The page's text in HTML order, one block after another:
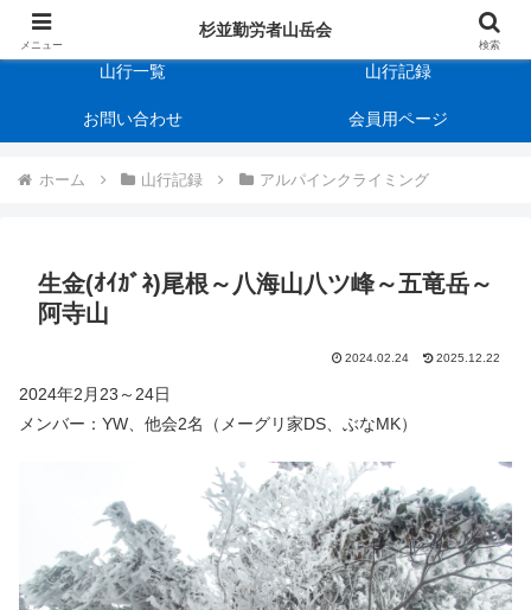
山行一覧 山行記録
お問い合わせ 会員用ページ
ホーム 山行記録 アルパインクライミング
生金(ｵｲｶﾞﾈ)尾根～八海山八ツ峰～五竜岳～
阿寺山
2024.02.24 2025.12.22
2024年2月23～24日
メンバー：YW、他会2名（メーグリ家DS、ぶなMK）
メニュー
杉並勤労者山岳会
検索